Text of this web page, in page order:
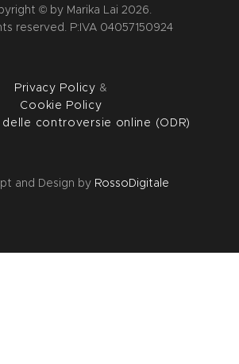
© by Marika Lai 2026.
reserved. P:IVA 04057150924
Privacy Policy &
Cookie Policy
delle controversie online (ODR)
and Design by RossoDigitale